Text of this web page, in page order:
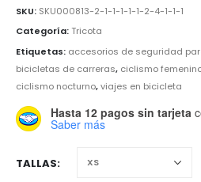
SKU: SKU000813-2-1-1-1-1-1-2-4-1-1-1
Categoría:Tricota
Etiquetas: accesorios de seguridad
bicicletas de carreras, ciclismo
ciclismo nocturno,viajes en bicicleta
Hasta 12 pagos sin tarjeta
Saber más
TALLAS